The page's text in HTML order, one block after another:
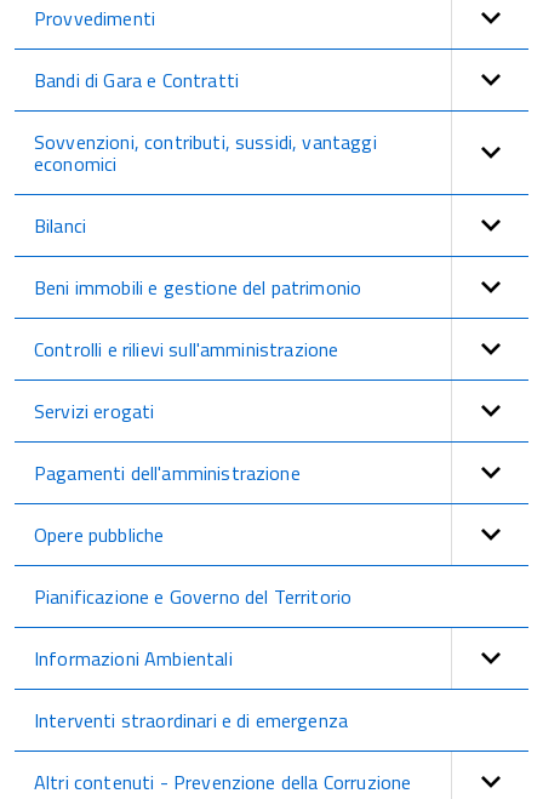
Provvedimenti
Bandi di Gara e Contratti
Sovvenzioni, contributi, sussidi, vantaggi
economici
Bilanci
Beni immobili e gestione del patrimonio
Controlli e rilievi sull'amministrazione
Servizi erogati
Pagamenti dell'amministrazione
Opere pubbliche
Pianificazione e Governo del Territorio
Informazioni Ambientali
Interventi straordinari e di emergenza
Altri contenuti - Prevenzione della Corruzione